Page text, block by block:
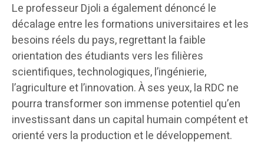
Le professeur Djoli a également dénoncé le
décalage entre les formations universitaires et les
besoins réels du pays, regrettant la faible
orientation des étudiants vers les filières
scientifiques, technologiques, l’ingénierie,
l’agriculture et l’innovation. À ses yeux, la RDC ne
pourra transformer son immense potentiel qu’en
investissant dans un capital humain compétent et
orienté vers la production et le développement.